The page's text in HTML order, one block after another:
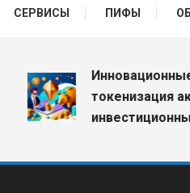
СЕРВИСЫ ПИФЫ
Инновационные
токенизация
инвестиционный